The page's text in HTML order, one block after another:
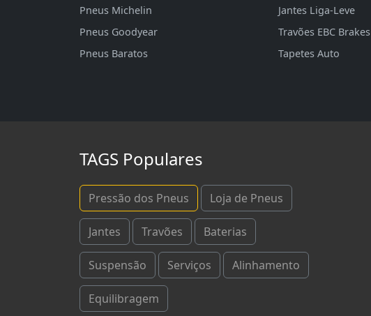
Pneus Michelin
Pneus Goodyear
Pneus Baratos
Jantes Liga-Leve
Travões EBC Brakes
Tapetes Auto
TAGS Populares
Pressão dos Pneus Loja de Pneus
Jantes Travões Baterias
Suspensão Serviços Alinhamento
Equilibragem